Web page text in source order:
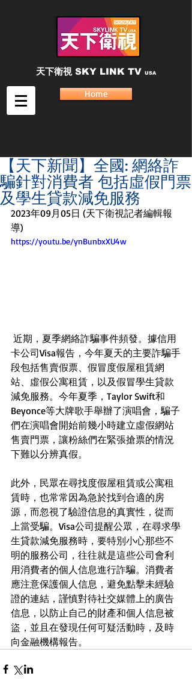
天下衛視 SKY LINK TV USA
Home
【天下新聞】全國: 網絡詐
騙針對消費者 包括虛假門票
及學生貸款減免服務
2023年09月05日 (天下衛視記者編輯報
導)
https://youtu.be/ynBunbxXU4w
卡公司Visa報告，今年夏天的主要詐騙手
段包括售賣假票、假冒度假屋租賃網
站、虛假公寓租賃，以及假冒學生貸款
減免服務。今年夏季，Taylor Swift和
Beyonce等大牌歌手舉辦了演唱會，騙子
們在演唱會開始前幾小時建立虛假網站
售賣門票，讓粉絲們在緊張搶票的情況
下難以分辨真假。
此外，民眾在尋找度假屋租賃或公寓租
賃時，也常常因為急於找到合適的房
源，而忽視了驗證信息的真實性，從而
上當受騙。Visa公司提醒公眾，在尋求學
生貸款減免服務時，要特別小心那些不
明的服務公司，往往就是這些公司會利
用消費者的個人信息進行詐騙。消費者
應注意保護個人信息，避免點擊未經驗
證的連結，謹慎對待社交媒體上的廣告
信息，以防止自己的財產和個人信息被
盜，並且在發現任何可疑活動時，及時
向金融機構報告。